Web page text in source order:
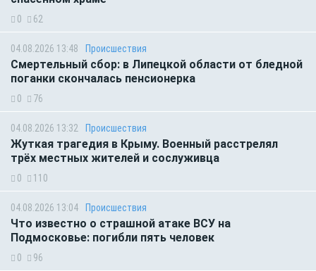
0 62
04.08.2026 13:48 Происшествия
Смертельный сбор: в Липецкой области от бледной
поганки скончалась пенсионерка
0 76
04.08.2026 13:32 Происшествия
Жуткая трагедия в Крыму. Военный расстрелял
трёх местных жителей и сослуживца
0 110
04.08.2026 13:04 Происшествия
Что известно о страшной атаке ВСУ на
Подмосковье: погибли пять человек
0 96